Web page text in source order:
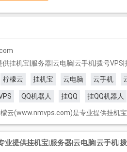
挂机宝|服务器|云电脑|云手机|拨号
柠檬云 挂机宝 云电脑 云手机
QQ机器人 挂QQ 挂QQ机器人
云(www.nmvps.com)是专业提供挂机
业提供挂机宝|服务器|云电脑|云手机|